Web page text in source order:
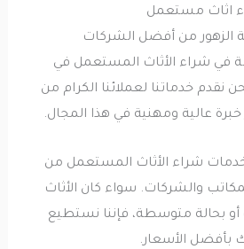
مستعمل
من أفضل الشركات
الأثاث المستعمل في
خدماتنا لعملائنا الكرام من
عالية ومهنية في هذا المجال.
شراء الأثاث المستعمل من
والشركات. سواء كان الأثاث
متوسطة، فإننا نستطيع
الأسعار.